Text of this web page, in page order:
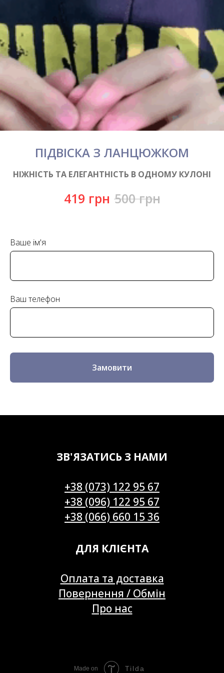
ПІДВІСКА З ЛАНЦЮЖКОМ
НІЖНІСТЬ ТА ЕЛЕГАНТНІСТЬ В ОДНОМУ КУЛОНІ
419 грн 500 грн
Ваше ім'я
Ваш телефон
Замовити
ЗВ'ЯЗАТИСЬ З НАМИ
+38 (073) 122 95 67
+38 (096) 122 95 67
+38 (066) 660 15 36
ДЛЯ КЛІЄНТА
Оплата та доставка
Повернення / Обмін
Про нас
Made on Tilda